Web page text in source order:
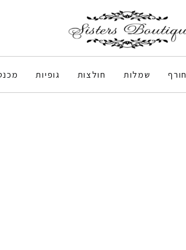
חורף שמלות חולצות גופיות